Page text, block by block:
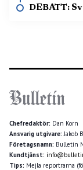
DEBATT:
Chefredaktör: Dan Korn
Ansvarig utgivare: Jakob
Företagsnamn: Bulletin
Kundtjänst:
Tips: Mejla reportrarna